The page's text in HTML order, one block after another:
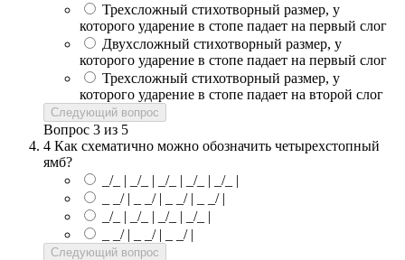
Трехсложный стихотворный размер, у
которого ударение в стопе падает на первый слог
Двухсложный стихотворный размер, у
которого ударение в стопе падает на первый слог
Трехсложный стихотворный размер, у
которого ударение в стопе падает на второй слог
Следующий вопрос
Вопрос 3 из 5
4 Как схематично можно обозначить четырехстопный
ямб?
_/_ | _/_ | _/_ | _/_ | _/_ |
_ _/ | _ _/ | _ _/ | _ _/ |
_/_ | _/_ | _/_ | _/_ |
_ _/ | _ _/ | _ _/ |
Следующий вопрос